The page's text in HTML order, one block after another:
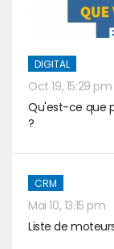
DIGITAL
Oct 19, 15:29 pm
Qu'est-ce que
?
CRM
Mai 10, 13:15 pm
Liste de